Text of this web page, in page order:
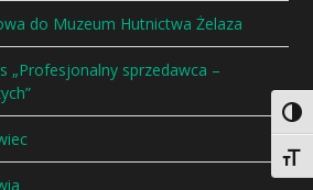
do Muzeum Hutnictwa Żelaza
„Profesjonalny sprzedawca –